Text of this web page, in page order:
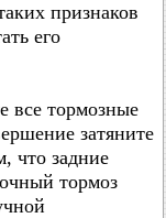
признаков
его
все тормозные
затяните
что задние
тормоз